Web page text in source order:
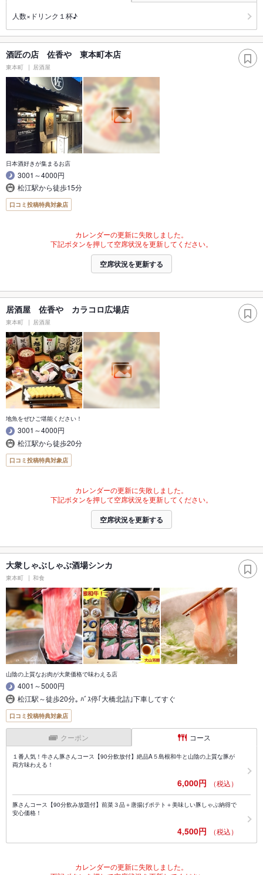
人数×ドリンク１杯♪
酒匠の店 佐香や 東本町本店
東本町 居酒屋
日本酒好きが集まるお店
3001～4000円
松江駅から徒歩15分
口コミ投稿特典対象店
カレンダーの更新に失敗しました。
下記ボタンを押して空席状況を更新してください。
空席状況を更新する
居酒屋 佐香や カラコロ広場店
東本町 居酒屋
地魚をぜひご堪能ください！
3001～4000円
松江駅から徒歩20分
口コミ投稿特典対象店
カレンダーの更新に失敗しました。
下記ボタンを押して空席状況を更新してください。
空席状況を更新する
大衆しゃぶしゃぶ酒場シンカ
東本町 和食
山陰の上質なお肉が大衆価格で味わえる店
4001～5000円
松江駅～徒歩20分｡ ﾊﾞｽ停｢大橋北詰｣下車してすぐ
口コミ投稿特典対象店
クーポン コース
１番人気！牛さん豚さんコース【90分飲放付】絶品A５島根和牛と山陰の上質な豚が
両方味わえる！
6,000円 （税込）
豚さんコース【90分飲み放題付】前菜３品＋唐揚げポテト＋美味しい豚しゃぶ納得で
安心価格！
4,500円 （税込）
カレンダーの更新に失敗しました。